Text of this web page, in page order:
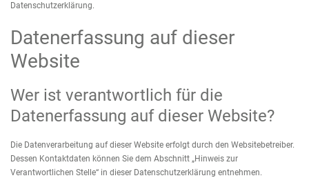
Datenschutzerklärung.
Datenerfassung auf dieser
Website
Wer ist verantwortlich für die
Datenerfassung auf dieser Website?
Die Datenverarbeitung auf dieser Website erfolgt durch den Websitebetreiber.
Dessen Kontaktdaten können Sie dem Abschnitt „Hinweis zur
Verantwortlichen Stelle“ in dieser Datenschutzerklärung entnehmen.